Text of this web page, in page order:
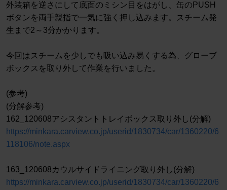
外装箱を逆さにして底面のミシン目をはがし、缶のPUSH
ボタンを両手親指で一気に強く押し込みます。スチーム発
生まで2～3分かかります。
今回はスチームを少しでも吸い込み易くする為、グローブ
ボックスを取り外して作業を行いました。
(参考)
(分解参考)
162_120608アシスタントトレイボックス取り外し(分解)
https://minkara.carview.co.jp/userid/1830734/car/1360220/6
118106/note.aspx
163_120608カウルサイドライニング取り外し(分解)
https://minkara.carview.co.jp/userid/1830734/car/1360220/6